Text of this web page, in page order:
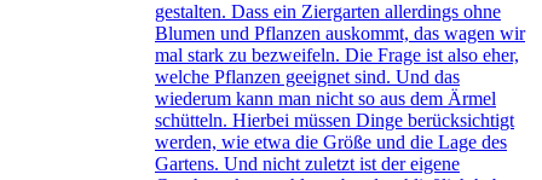
gestalten. Dass ein Ziergarten allerdings ohne
Blumen und Pflanzen auskommt, das wagen wir
mal stark zu bezweifeln. Die Frage ist also eher,
welche Pflanzen geeignet sind. Und das
wiederum kann man nicht so aus dem Ärmel
schütteln. Hierbei müssen Dinge berücksichtigt
werden, wie etwa die Größe und die Lage des
Gartens. Und nicht zuletzt ist der eigene